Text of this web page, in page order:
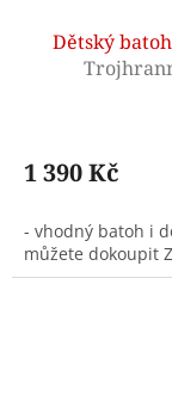
Dětský
1 390 Kč
- vhodný batoh i
můžete dokoupit